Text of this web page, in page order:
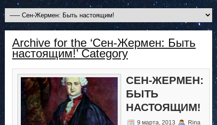
Archive for the ‘Сен-Жермен: Быть
настоящим!’ Category
СЕН-ЖЕРМЕН:
БЫТЬ
НАСТОЯЩИМ!
9 марта, 2013 Rina